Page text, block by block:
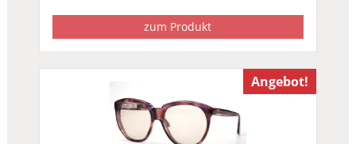
zum Produkt
Angebot!